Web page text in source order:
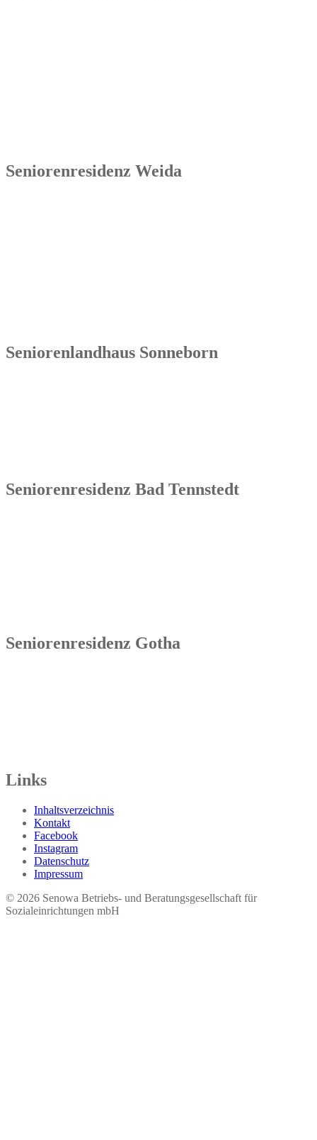
Seniorenresidenz Weida
Seniorenlandhaus Sonneborn
Seniorenresidenz Bad Tennstedt
Seniorenresidenz Gotha
Links
Inhaltsverzeichnis
Kontakt
Facebook
Instagram
Datenschutz
Impressum
© 2026 Seno​wa Betriebs- und Beratungsgesellschaft für
Sozialeinrichtungen mbH